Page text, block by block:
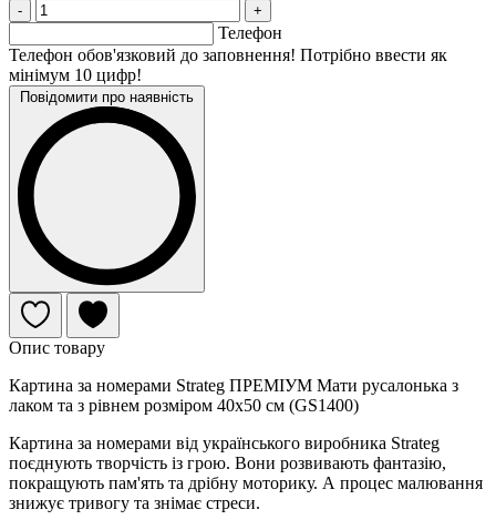
- +
Телефон
Телефон обов'язковий до заповнення! Потрібно ввести як
мінімум 10 цифр!
Повідомити про наявність
Опис товару
Картина за номерами Strateg ПРЕМІУМ Мати русалонька з
лаком та з рівнем розміром 40х50 см (GS1400)
Картина за номерами від українського виробника Strateg
поєднують творчість із грою. Вони розвивають фантазію,
покращують пам'ять та дрібну моторику. А процес малювання
знижує тривогу та знімає стреси.